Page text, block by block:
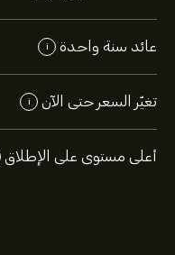
عائد سنة واحدة i
تغيّر السعر حتى الآن i
أعلى مستوى على الإطلاق